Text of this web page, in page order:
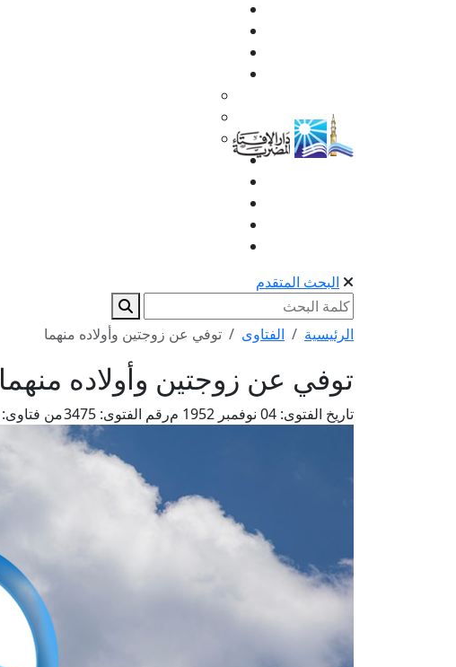
البحث المتقدم
الرئيسية الفتاوى توفي عن زوجتين وأولاده منهما
توفي عن زوجتين وأولاده منهما
تاريخ الفتوى: رقم الفتوى: 3475 من فتاوى: